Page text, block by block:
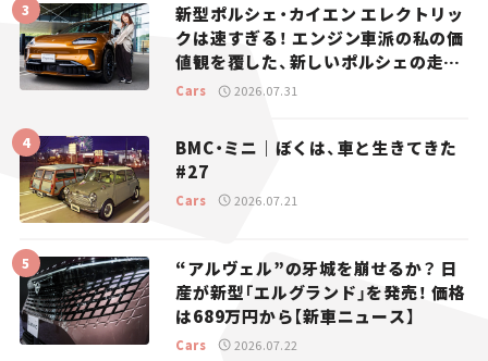
新型ポルシェ・カイエン エレクトリッ
クは速すぎる！ エンジン車派の私の価
値観を覆した、新しいポルシェの走
り。
Cars 2026.07.31
BMC・ミニ｜ぼくは、車と生きてきた
#27
Cars 2026.07.21
“アルヴェル”の牙城を崩せるか？ 日
産が新型「エルグランド」を発売！ 価格
は689万円から【新車ニュース】
Cars 2026.07.22